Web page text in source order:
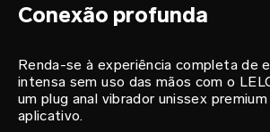
Conexão profunda
Renda-se à experiência completa de
intensa sem uso das mãos com o
um plug anal vibrador unissex
aplicativo.